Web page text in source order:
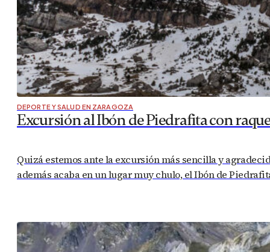
DEPORTE Y SALUD EN ZARAGOZA
Excursión al Ibón de Piedrafita con
Quizá estemos ante la excursión más sencilla y
además acaba en un lugar muy chulo, el Ibón de